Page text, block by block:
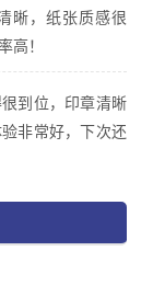
晰，纸张质感很
高！
到位，印章清晰
非常好，下次还